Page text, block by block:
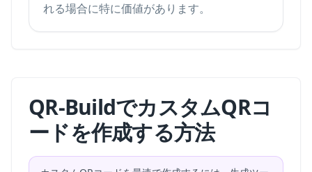
れる場合に特に価値があります。
QR-BuildでカスタムQRコ
ードを作成する方法